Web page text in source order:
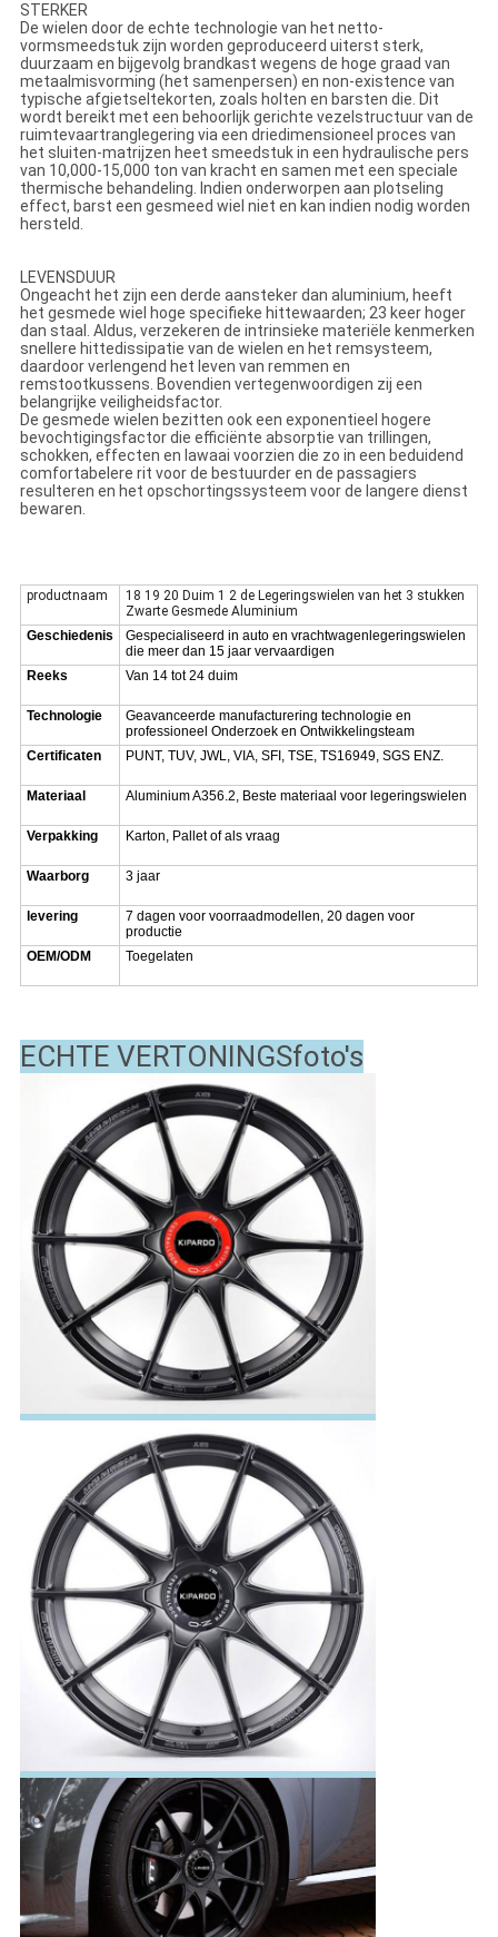
STERKER
De wielen door de echte technologie van het netto-
vormsmeedstuk zijn worden geproduceerd uiterst sterk,
duurzaam en bijgevolg brandkast wegens de hoge graad van
metaalmisvorming (het samenpersen) en non-existence van
typische afgietseltekorten, zoals holten en barsten die. Dit
wordt bereikt met een behoorlijk gerichte vezelstructuur van de
ruimtevaartranglegering via een driedimensioneel proces van
het sluiten-matrijzen heet smeedstuk in een hydraulische pers
van 10,000-15,000 ton van kracht en samen met een speciale
thermische behandeling. Indien onderworpen aan plotseling
effect, barst een gesmeed wiel niet en kan indien nodig worden
hersteld.
LEVENSDUUR
Ongeacht het zijn een derde aansteker dan aluminium, heeft
het gesmede wiel hoge specifieke hittewaarden; 23 keer hoger
dan staal. Aldus, verzekeren de intrinsieke materiële kenmerken
snellere hittedissipatie van de wielen en het remsysteem,
daardoor verlengend het leven van remmen en
remstootkussens. Bovendien vertegenwoordigen zij een
belangrijke veiligheidsfactor.
De gesmede wielen bezitten ook een exponentieel hogere
bevochtigingsfactor die efficiënte absorptie van trillingen,
schokken, effecten en lawaai voorzien die zo in een beduidend
comfortabelere rit voor de bestuurder en de passagiers
resulteren en het opschortingssysteem voor de langere dienst
bewaren.
productnaam
18 19 20 Duim 1 2 de Legeringswielen van het 3 stukken
Zwarte Gesmede Aluminium
Geschiedenis
Gespecialiseerd in auto en vrachtwagenlegeringswielen
die meer dan 15 jaar vervaardigen
Reeks
Van 14 tot 24 duim
Technologie
Geavanceerde manufacturering technologie en
professioneel Onderzoek en Ontwikkelingsteam
Certificaten
PUNT, TUV, JWL, VIA, SFI, TSE, TS16949, SGS ENZ.
Materiaal Aluminium A356.2, Beste materiaal voor legeringswielen
Verpakking Karton, Pallet of als vraag
Waarborg 3 jaar
levering
7 dagen voor voorraadmodellen, 20 dagen voor
productie
OEM/ODM
Toegelaten
ECHTE VERTONINGSfoto's